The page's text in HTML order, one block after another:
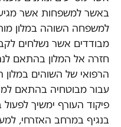
באשר למשפחות אשר
למשפחה השוהה במלון
מבודדים אשר נשלחים
חזרה אל המלון בהתאם
הרפואי של השוהים
עבור מבוטחיה בהתאם
פיקוד העורף ימשיך
בנגיף במרחב האזרחי,